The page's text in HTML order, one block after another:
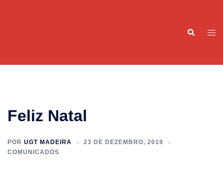
Pesquisar
Feliz Natal
POR UGT MADEIRA
23 DE DEZEMBRO, 2019
COMUNICADOS